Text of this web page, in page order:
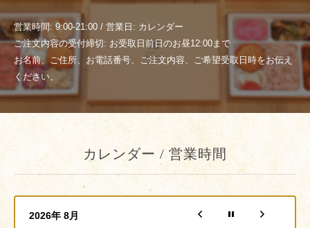
営業時間: 9:00-21:00 / 営業日: カレンダー
ご注文内容の受付締切: お受取日前日のお昼12:00まで
お名前、ご住所、お電話番号、ご注文内容、ご希望受取日時をお伝え
ください。
カレンダー / 営業時間
2026年 8月